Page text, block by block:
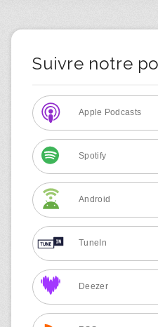
Suivre notre
Apple Podcasts
Spotify
Android
TuneIn
Deezer